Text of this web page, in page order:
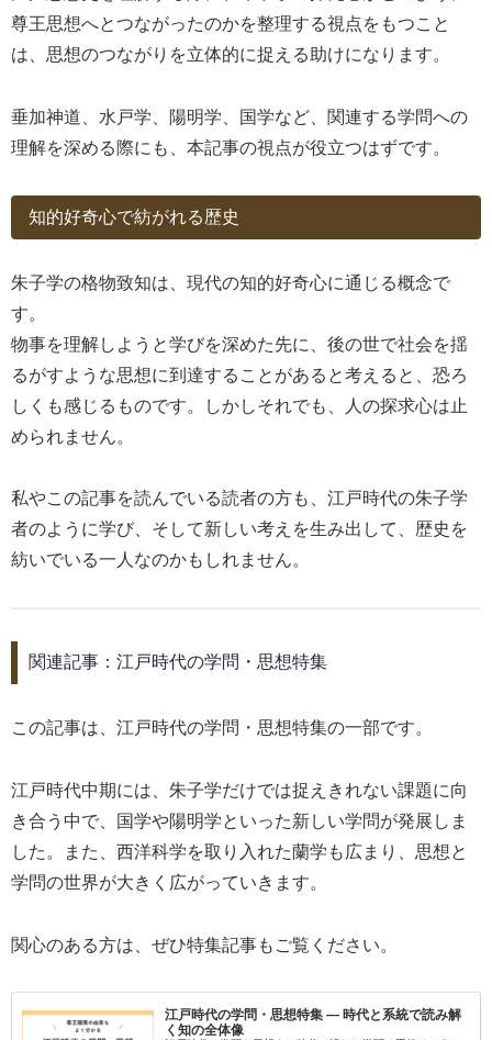
尊王思想へとつながったのかを整理する視点をもつこと
は、思想のつながりを立体的に捉える助けになります。
垂加神道、水戸学、陽明学、国学など、関連する学問への
理解を深める際にも、本記事の視点が役立つはずです。
知的好奇心で紡がれる歴史
朱子学の格物致知は、現代の知的好奇心に通じる概念で
す。
物事を理解しようと学びを深めた先に、後の世で社会を揺
るがすような思想に到達することがあると考えると、恐ろ
しくも感じるものです。しかしそれでも、人の探求心は止
められません。
私やこの記事を読んでいる読者の方も、江戸時代の朱子学
者のように学び、そして新しい考えを生み出して、歴史を
紡いでいる一人なのかもしれません。
関連記事：江戸時代の学問・思想特集
この記事は、江戸時代の学問・思想特集の一部です。
江戸時代中期には、朱子学だけでは捉えきれない課題に向
き合う中で、国学や陽明学といった新しい学問が発展しま
した。また、西洋科学を取り入れた蘭学も広まり、思想と
学問の世界が大きく広がっていきます。
関心のある方は、ぜひ特集記事もご覧ください。
江戸時代の学問・思想特集 ― 時代と系統で読み解
く知の全体像